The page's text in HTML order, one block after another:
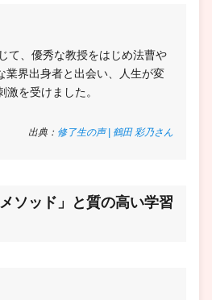
て、優秀な教授をはじめ法曹や
業界出身者と出会い、人生が変
を受けました。
出典： 修了生の声 | 鶴田 彩乃さん
ソッド」と質の高い学習